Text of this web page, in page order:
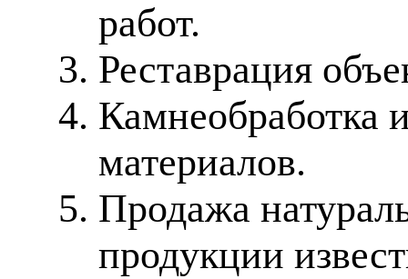
работ.
Реставрация
Камнеобработка
материалов.
Продажа
продукции